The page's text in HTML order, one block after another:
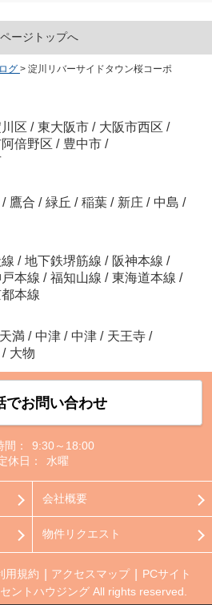
ページトップへ
グ > 淀川リバーサイドタウン桜コーポ
区 / 東大阪市 / 大阪市西区 /
倍野区 / 豊中市 /
/ 鷹合 / 緑丘 / 稲葉 / 新庄 / 中島 /
/ 地下鉄堺筋線 / 阪神本線 /
本線 / 福知山線 / 東海道本線 /
本線
天満 / 中津 / 中津 / 天王寺 /
/ 大物
でお問い合わせ
：
9:30～18:00
休日：
水曜
会社概要
物件リクエスト
用規約 アクセスマップ
PCサイト
ントハウジング All rights reserved.